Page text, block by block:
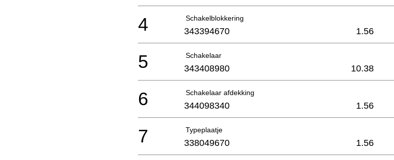
Schakelblokkering
4 343394670 1.56
Schakelaar
5 343408980 10.38
Schakelaar afdekking
6 344098340 1.56
Typeplaatje
7 338049670 1.56